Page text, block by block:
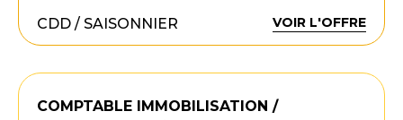
CDD / SAISONNIER
VOIR L'OFFRE
COMPTABLE IMMOBILISATION /